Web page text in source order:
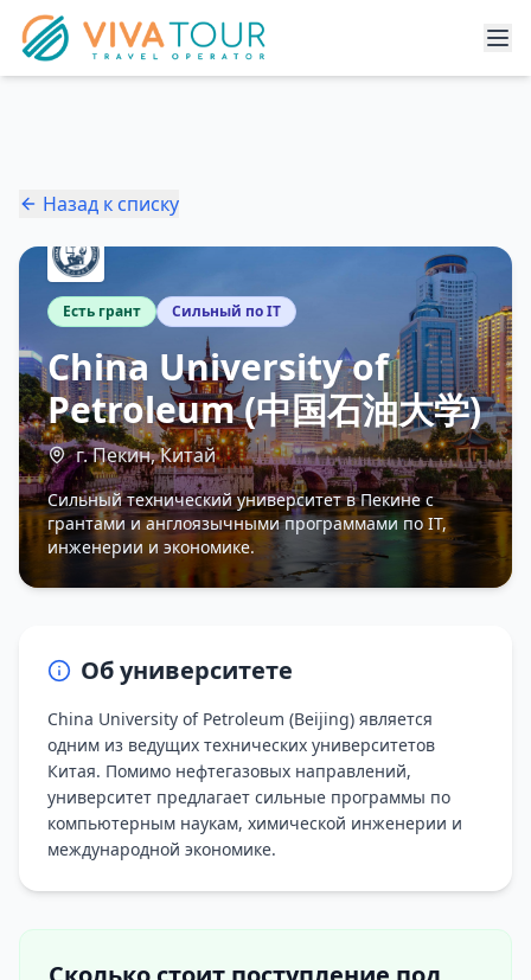
Назад к списку
Есть грант Сильный по IT
China University of
Petroleum (中国石油大学)
г. Пекин, Китай
Сильный технический университет в Пекине с
грантами и англоязычными программами по IT,
инженерии и экономике.
Об университете
China University of Petroleum (Beijing) является
одним из ведущих технических университетов
Китая. Помимо нефтегазовых направлений,
университет предлагает сильные программы по
компьютерным наукам, химической инженерии и
международной экономике.